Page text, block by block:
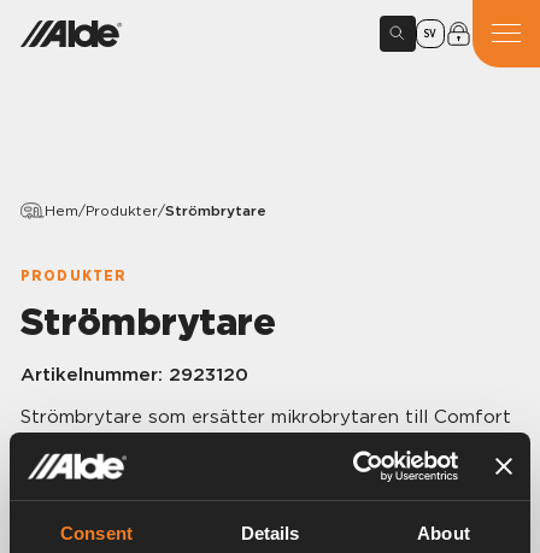
Consent Details About
SV
Hem/Produkter/Strömbrytare
PRODUKTER
Strömbrytare
Artikelnummer: 2923120
Strömbrytare som ersätter mikrobrytaren till Comfort
Nytt hål får borras i botten på manöverlådan.